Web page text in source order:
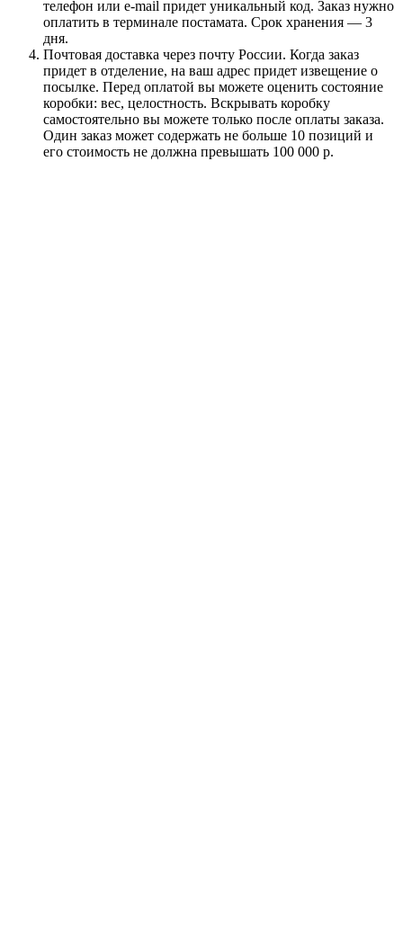
телефон или e-mail придет уникальный код. Заказ нужно
оплатить в терминале постамата. Срок хранения — 3
дня.
Почтовая доставка через почту России. Когда заказ
придет в отделение, на ваш адрес придет извещение о
посылке. Перед оплатой вы можете оценить состояние
коробки: вес, целостность. Вскрывать коробку
самостоятельно вы можете только после оплаты заказа.
Один заказ может содержать не больше 10 позиций и
его стоимость не должна превышать 100 000 р.